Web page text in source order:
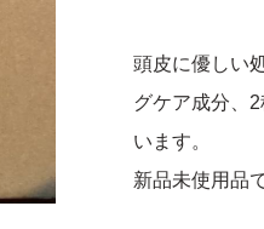
頭皮に優しい
グケア成分、
います。
新品未使用品